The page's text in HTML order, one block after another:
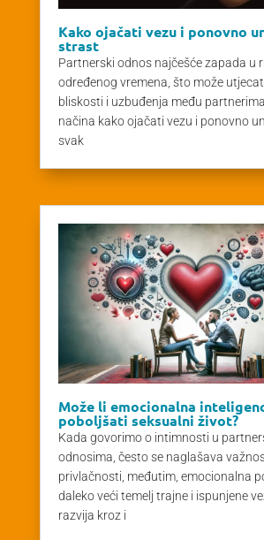
Kako ojačati vezu i ponovno
strast
Partnerski odnos najčešće zapada u
određenog vremena, što može
bliskosti i uzbuđenja među
načina kako ojačati vezu i ponovno
svak
Može li emocionalna
poboljšati seksualni život?
Kada govorimo o intimnosti u
odnosima, često se naglašava
privlačnosti, međutim, emocionalna
daleko veći temelj trajne i ispunjene
razvija kroz i